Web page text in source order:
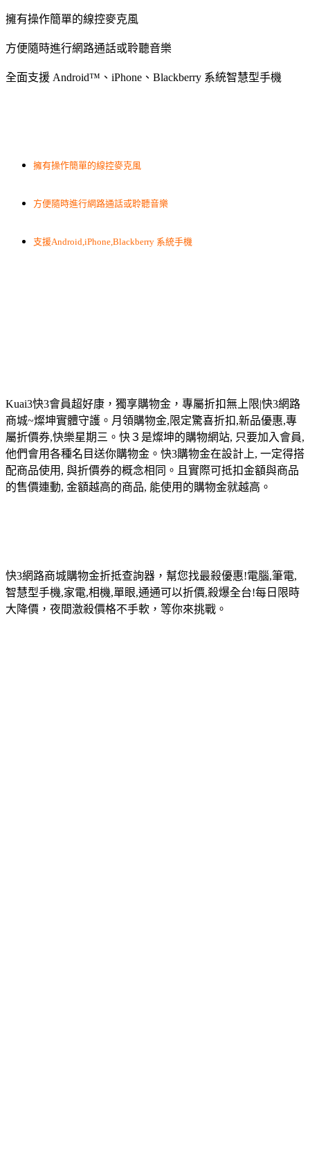
擁有操作簡單的線控麥克風
方便隨時進行網路通話或聆聽音樂
全面支援 Android™、iPhone、Blackberry 系統智慧型手機
擁有操作簡單的線控麥克風
方便隨時進行網路通話或聆聽音樂
支援Android,iPhone,Blackberry 系統手機
Kuai3快3會員超好康，獨享購物金，專屬折扣無上限|快3網路
商城~燦坤實體守護。月領購物金,限定驚喜折扣,新品優惠,專
屬折價券,快樂星期三。快３是燦坤的購物網站, 只要加入會員,
他們會用各種名目送你購物金。快3購物金在設計上, 一定得搭
配商品使用, 與折價券的概念相同。且實際可抵扣金額與商品
的售價連動, 金額越高的商品, 能使用的購物金就越高。
快3網路商城購物金折抵查詢器，幫您找最殺優惠!電腦,筆電,
智慧型手機,家電,相機,單眼,通通可以折價,殺爆全台!每日限時
大降價，夜間激殺價格不手軟，等你來挑戰。